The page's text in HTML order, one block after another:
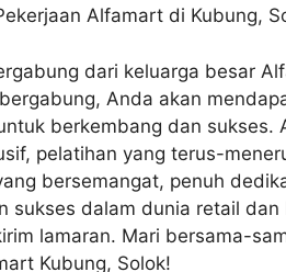
Alfamart di Kubung,
dari keluarga besar
Anda akan
berkembang dan sukses.
pelatihan yang terus-
bersemangat, penuh
sukses dalam dunia retail
lamaran. Mari bersama-
Kubung, Solok!